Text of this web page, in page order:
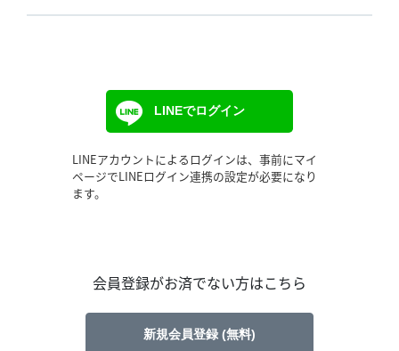
LINEでログイン
LINEアカウントによるログインは、事前にマイ
ページでLINEログイン連携の設定が必要になり
ます。
会員登録がお済でない方はこちら
新規会員登録 (無料)